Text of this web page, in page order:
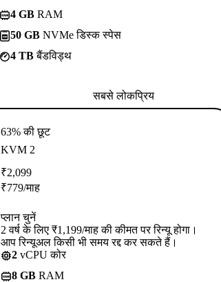
4 GB RAM
50 GB NVMe डिस्क स्पेस
4 TBबैंडविड्थ
सबसे लोकप्रिय
63% की छूट
KVM 2
₹2,099
₹779/माह
प्लान चुनें
2 वर्ष के लिए ₹1,199/माह की कीमत पर रिन्यू होगा।
आप रिन्यूअल किसी भी समय रद्द कर सकते हैं।
2 vCPU कोर
8 GB RAM